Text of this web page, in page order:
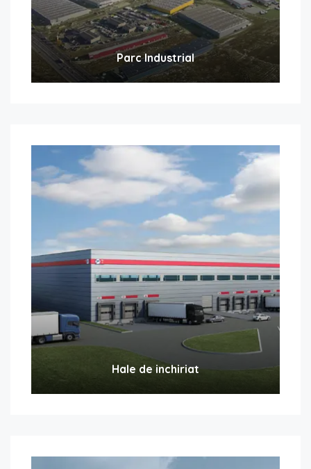
Parc Industrial
Hale de inchiriat